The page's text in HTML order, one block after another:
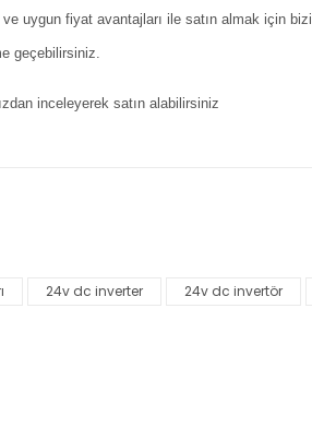
uygun fiyat avantajları ile satın almak için
geçebilirsiniz.
inceleyerek satın alabilirsiniz
24v dc inverter 24v dc invertör